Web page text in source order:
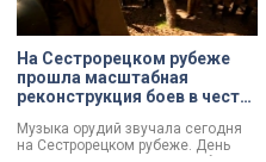
На Сестрорецком рубеже
прошла масштабная
реконструкция боев в честь
Ленинградской битвы
Музыка орудий звучала сегодня
на Сестрорецком рубеже. День